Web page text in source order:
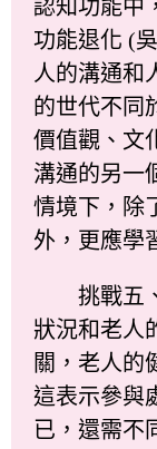
認知功能中
功能退化 (
人的溝通和
的世代不同
價值觀、文
溝通的另一
情境下，除
外，更應學
挑戰五、
狀況和老人
關，老人的
這表示參與
已，還需不